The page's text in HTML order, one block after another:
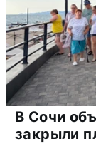
В Сочи
закрыли